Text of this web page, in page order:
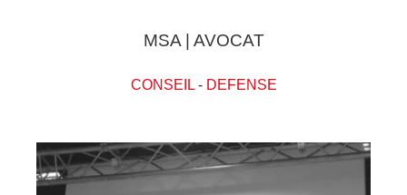
MSA | AVOCAT
CONSEIL- DEFENSE